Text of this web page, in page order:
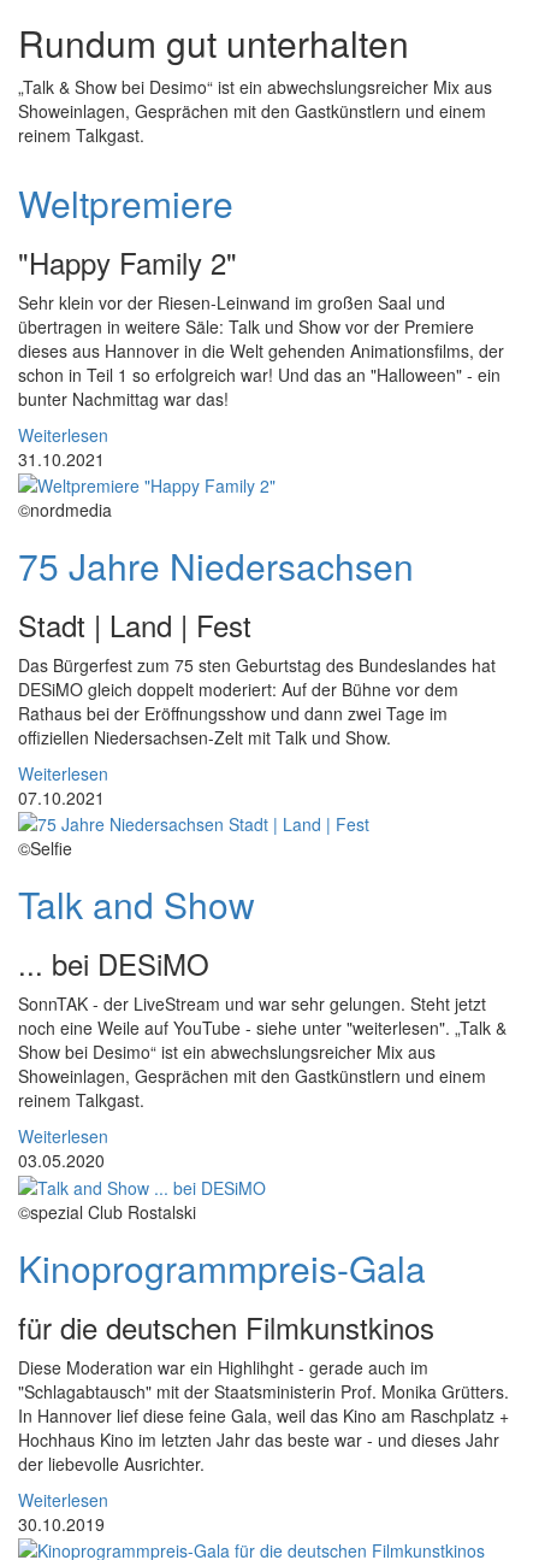
Rundum gut unterhalten
„Talk & Show bei Desimo“ ist ein abwechslungsreicher Mix aus
Showeinlagen, Gesprächen mit den Gastkünstlern und einem
reinem Talkgast.
Weltpremiere
"Happy Family 2"
Sehr klein vor der Riesen-Leinwand im großen Saal und
übertragen in weitere Säle: Talk und Show vor der Premiere
dieses aus Hannover in die Welt gehenden Animationsfilms, der
schon in Teil 1 so erfolgreich war! Und das an "Halloween" - ein
bunter Nachmittag war das!
Weiterlesen
31.10.2021
©nordmedia
75 Jahre Niedersachsen
Stadt | Land | Fest
Das Bürgerfest zum 75 sten Geburtstag des Bundeslandes hat
DESiMO gleich doppelt moderiert: Auf der Bühne vor dem
Rathaus bei der Eröffnungsshow und dann zwei Tage im
offiziellen Niedersachsen-Zelt mit Talk und Show.
Weiterlesen
07.10.2021
©Selfie
Talk and Show
... bei DESiMO
SonnTAK - der LiveStream und war sehr gelungen. Steht jetzt
noch eine Weile auf YouTube - siehe unter "weiterlesen". „Talk &
Show bei Desimo“ ist ein abwechslungsreicher Mix aus
Showeinlagen, Gesprächen mit den Gastkünstlern und einem
reinem Talkgast.
Weiterlesen
03.05.2020
©spezial Club Rostalski
Kinoprogrammpreis-Gala
für die deutschen Filmkunstkinos
Diese Moderation war ein Highlihght - gerade auch im
"Schlagabtausch" mit der Staatsministerin Prof. Monika Grütters.
In Hannover lief diese feine Gala, weil das Kino am Raschplatz +
Hochhaus Kino im letzten Jahr das beste war - und dieses Jahr
der liebevolle Ausrichter.
Weiterlesen
30.10.2019